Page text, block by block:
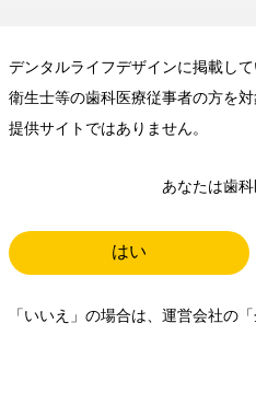
デンタルライフデザインに掲載し
衛生士等の歯科医療従事者の方を
提供サイトではありません。
あなたは歯
はい
「いいえ」の場合は、運営会社の
OSA
睡眠